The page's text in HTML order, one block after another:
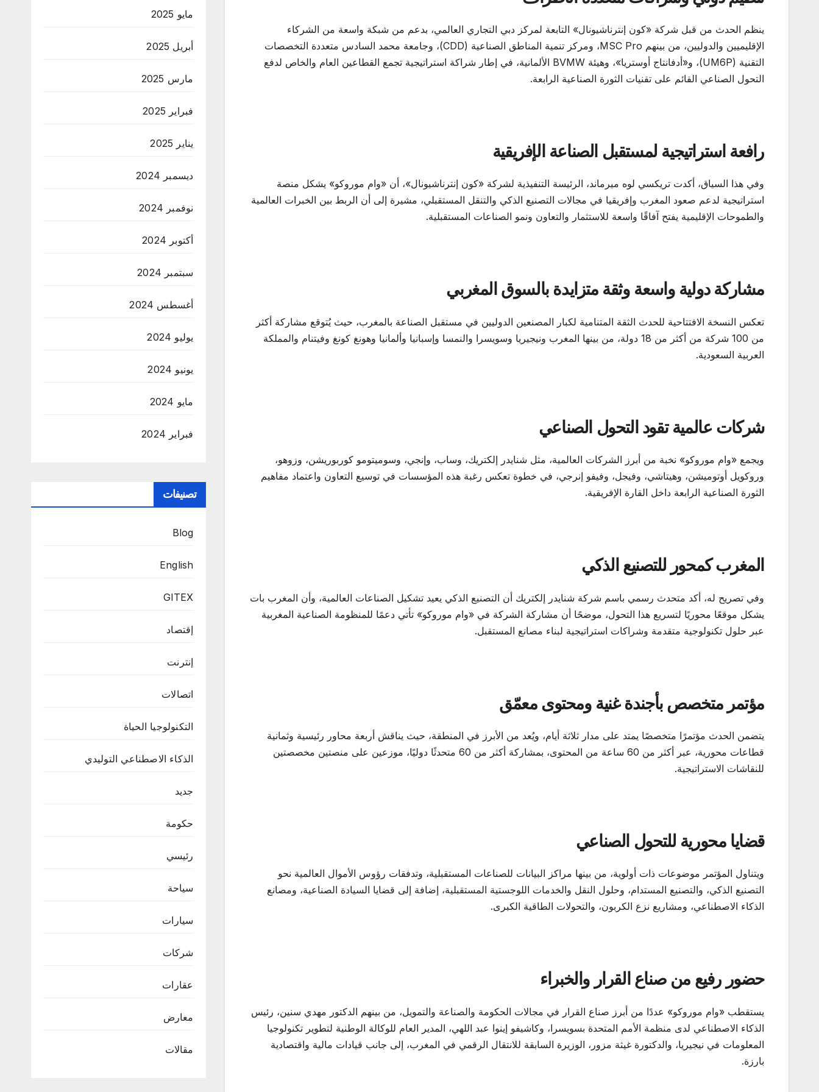
ينظم الحدث من قبل شركة «كون إنترناشيونال» التابعة لمركز دبي التجاري العالمي، بدعم من شبكة واسعة من الشركاء
الإقليميين والدوليين، من بينهم MSC Pro، ومركز تنمية المناطق الصناعية (CDD)، وجامعة محمد السادس متعددة التخصصات
التقنية (UM6P)، و«أدفانتاج أوستريا»، وهيئة BVMW الألمانية، في إطار شراكة استراتيجية تجمع القطاعين العام والخاص لدفع
التحول الصناعي القائم على تقنيات الثورة الصناعية الرابعة.
رافعة استراتيجية لمستقبل الصناعة الإفريقية
وفي هذا السياق، أكدت تريكسي لوه ميرماند، الرئيسة التنفيذية لشركة «كون إنترناشيونال»، أن «وام موروكو» يشكل منصة
استراتيجية لدعم صعود المغرب وإفريقيا في مجالات التصنيع الذكي والتنقل المستقبلي، مشيرة إلى أن الربط بين الخبرات العالمية
والطموحات الإقليمية يفتح آفاقًا واسعة للاستثمار والتعاون ونمو الصناعات المستقبلية.
مشاركة دولية واسعة وثقة متزايدة بالسوق المغربي
تعكس النسخة الافتتاحية للحدث الثقة المتنامية لكبار المصنعين الدوليين في مستقبل الصناعة بالمغرب، حيث يُتوقع مشاركة أكثر
من 100 شركة من أكثر من 18 دولة، من بينها المغرب ونيجيريا وسويسرا والنمسا وإسبانيا وألمانيا وهونغ كونغ وفيتنام والمملكة
العربية السعودية.
شركات عالمية تقود التحول الصناعي
ويجمع «وام موروكو» نخبة من أبرز الشركات العالمية، مثل شنايدر إلكتريك، وساب، وإنجي، وسوميتومو كوربوريشن، وزوهو،
وروكويل أوتوميشن، وهيتاشي، وفيجل، وفيفو إنرجي، في خطوة تعكس رغبة هذه المؤسسات في توسيع التعاون واعتماد مفاهيم
الثورة الصناعية الرابعة داخل القارة الإفريقية.
المغرب كمحور للتصنيع الذكي
وفي تصريح له، أكد متحدث رسمي باسم شركة شنايدر إلكتريك أن التصنيع الذكي يعيد تشكيل الصناعات العالمية، وأن المغرب بات
يشكل موقعًا محوريًا لتسريع هذا التحول، موضحًا أن مشاركة الشركة في «وام موروكو» تأتي دعمًا للمنظومة الصناعية المغربية
عبر حلول تكنولوجية متقدمة وشراكات استراتيجية لبناء مصانع المستقبل.
مؤتمر متخصص بأجندة غنية ومحتوى معمّق
يتضمن الحدث مؤتمرًا متخصصًا يمتد على مدار ثلاثة أيام، ويُعد من الأبرز في المنطقة، حيث يناقش أربعة محاور رئيسية وثمانية
قطاعات محورية، عبر أكثر من 60 ساعة من المحتوى، بمشاركة أكثر من 60 متحدثًا دوليًا، موزعين على منصتين مخصصتين
للنقاشات الاستراتيجية.
قضايا محورية للتحول الصناعي
ويتناول المؤتمر موضوعات ذات أولوية، من بينها مراكز البيانات للصناعات المستقبلية، وتدفقات رؤوس الأموال العالمية نحو
التصنيع الذكي، والتصنيع المستدام، وحلول النقل والخدمات اللوجستية المستقبلية، إضافة إلى قضايا السيادة الصناعية، ومصانع
الذكاء الاصطناعي، ومشاريع نزع الكربون، والتحولات الطاقية الكبرى.
حضور رفيع من صناع القرار والخبراء
يستقطب «وام موروكو» عددًا من أبرز صناع القرار في مجالات الحكومة والصناعة والتمويل، من بينهم الدكتور مهدي سنين، رئيس
الذكاء الاصطناعي لدى منظمة الأمم المتحدة بسويسرا، وكاشيفو إينوا عبد اللهي، المدير العام للوكالة الوطنية لتطوير تكنولوجيا
المعلومات في نيجيريا، والدكتورة غيثة مزور، الوزيرة السابقة للانتقال الرقمي في المغرب، إلى جانب قيادات مالية واقتصادية
بارزة.
مايو 2025
أبريل 2025
مارس 2025
فبراير 2025
يناير 2025
ديسمبر 2024
نوفمبر 2024
أكتوبر 2024
سبتمبر 2024
أغسطس 2024
يوليو 2024
يونيو 2024
مايو 2024
فبراير 2024
تصنيفات
Blog
English
GITEX
إقتصاد
إنترنت
اتصالات
التكنولوجيا الحياة
الذكاء الاصطناعي التوليدي
جديد
حكومة
رئيسي
سياحة
سيارات
شركات
عقارات
معارض
مقالات